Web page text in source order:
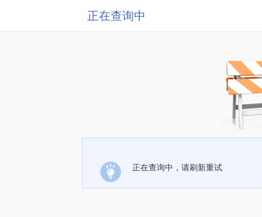
正在查询中
正在查询中，请刷新重试